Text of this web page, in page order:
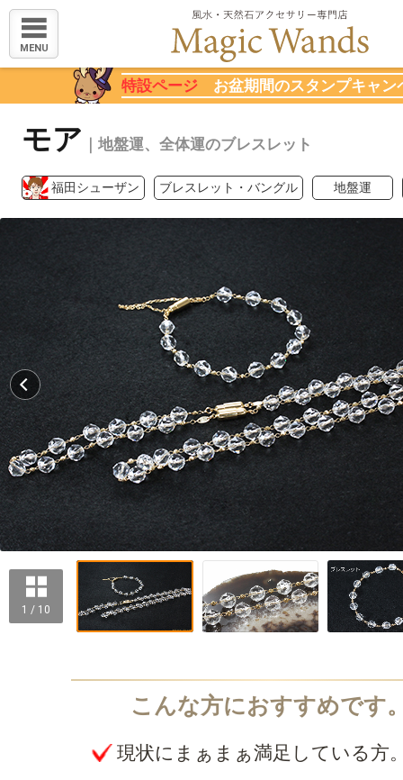
MENU
特設ページ お盆期間のスタンプキャン
モア ｜地盤運、全体運のブレスレット
福田シューザン ブレスレット・バングル 地盤運
1 / 10
現状にまぁまぁ満足している方